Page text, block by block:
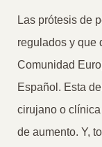
Las prótesis de
regulados y que
Comunidad
Español. Esta
cirujano o
de aumento. Y,